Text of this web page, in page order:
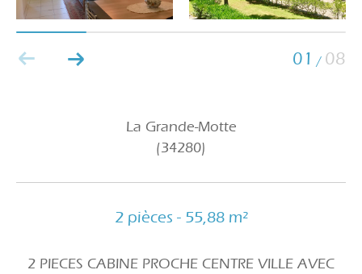
01 / 08
La Grande-Motte
(34280)
2 pièces - 55,88 m²
2 PIECES CABINE PROCHE CENTRE VILLE AVEC